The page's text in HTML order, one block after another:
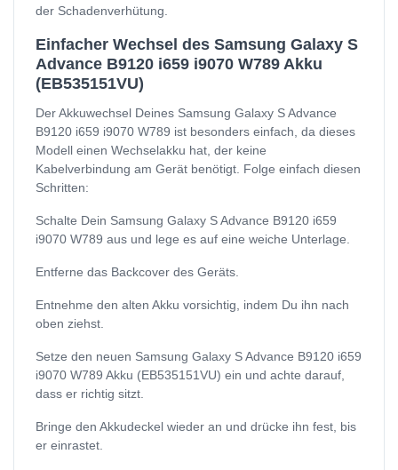
der Schadenverhütung.
Einfacher Wechsel des Samsung Galaxy S
Advance B9120 i659 i9070 W789 Akku
(EB535151VU)
Der Akkuwechsel Deines Samsung Galaxy S Advance
B9120 i659 i9070 W789 ist besonders einfach, da dieses
Modell einen Wechselakku hat, der keine
Kabelverbindung am Gerät benötigt. Folge einfach diesen
Schritten:
Schalte Dein Samsung Galaxy S Advance B9120 i659
i9070 W789 aus und lege es auf eine weiche Unterlage.
Entferne das Backcover des Geräts.
Entnehme den alten Akku vorsichtig, indem Du ihn nach
oben ziehst.
Setze den neuen Samsung Galaxy S Advance B9120 i659
i9070 W789 Akku (EB535151VU) ein und achte darauf,
dass er richtig sitzt.
Bringe den Akkudeckel wieder an und drücke ihn fest, bis
er einrastet.